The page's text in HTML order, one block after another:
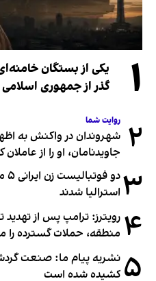
۱
یکی از بستگان
گذر از جمهوری
۲ روایت شما
شهروندان در واکنش به
جاویدنامان، او را از
۳ استرالیا شدند
۴ رویترز: ترامپ پس از
منطقه، حملات گسترده را
۵ نشریه پیام ما: صنعت
کشیده شده است